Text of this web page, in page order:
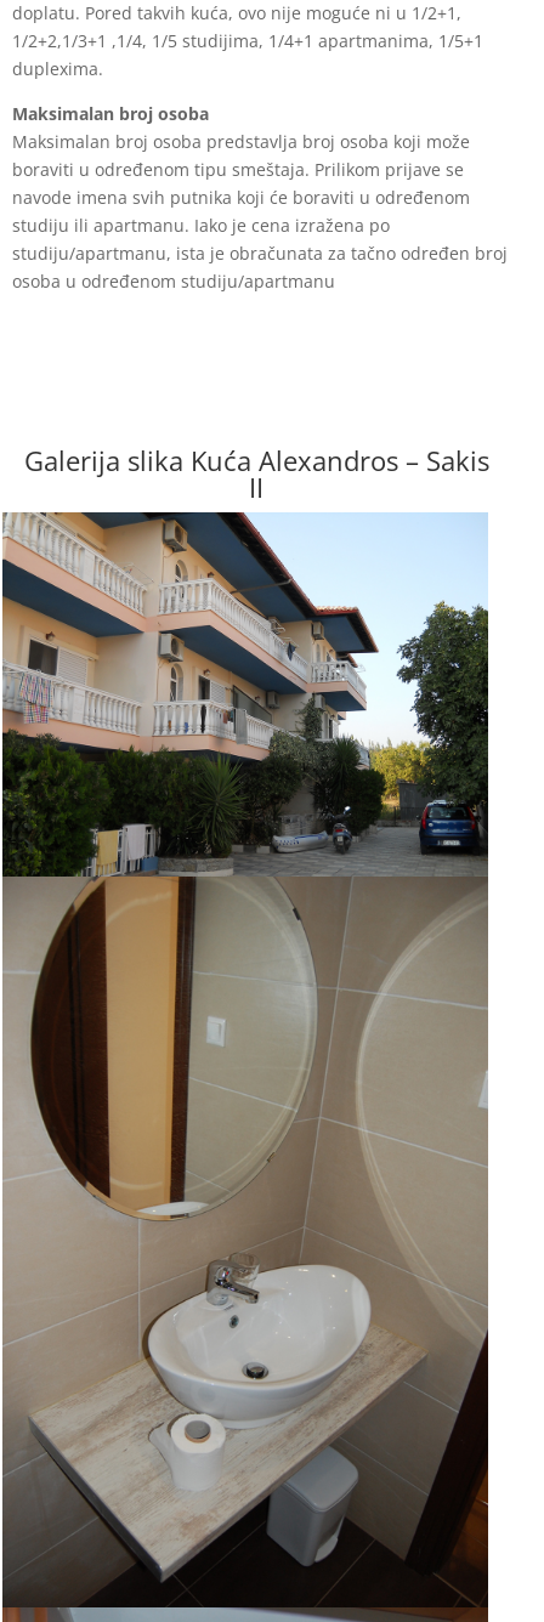
doplatu. Pored takvih kuća, ovo nije moguće ni u 1/2+1,
1/2+2,1/3+1 ,1/4, 1/5 studijima, 1/4+1 apartmanima, 1/5+1
duplexima.
Maksimalan broj osoba
Maksimalan broj osoba predstavlja broj osoba koji može
boraviti u određenom tipu smeštaja. Prilikom prijave se
navode imena svih putnika koji će boraviti u određenom
studiju ili apartmanu. Iako je cena izražena po
studiju/apartmanu, ista je obračunata za tačno određen broj
osoba u određenom studiju/apartmanu
Galerija slika Kuća Alexandros – Sakis
II